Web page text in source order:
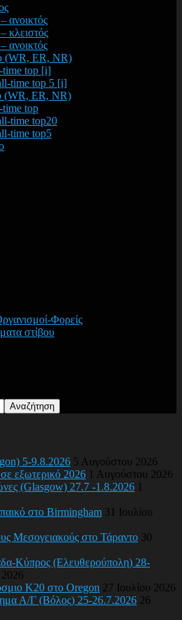
ανοικτός
κλειστός
ανοικτός
(WR, ER, NR)
time top [i]
time top 5 [i]
(WR, ER, NR)
top
time top20
time top5
Φορείς
στίβου
5-9.8.2026 5 Αυγούστου 2026
εξωτερικό 2026 1 Αυγούστου 2026
(Glasgow) 27.7 -1.8.2026 1
στο Birmingham 31 Ιουλίου
Μεσογειακούς στο Τάραντο 30
Κύπρος (Ελευθερούπολη) 28-
2026
Κ20 στο Oregon 27 Ιουλίου 2026
Α/Γ (Βόλος) 25-26.7.2026 26